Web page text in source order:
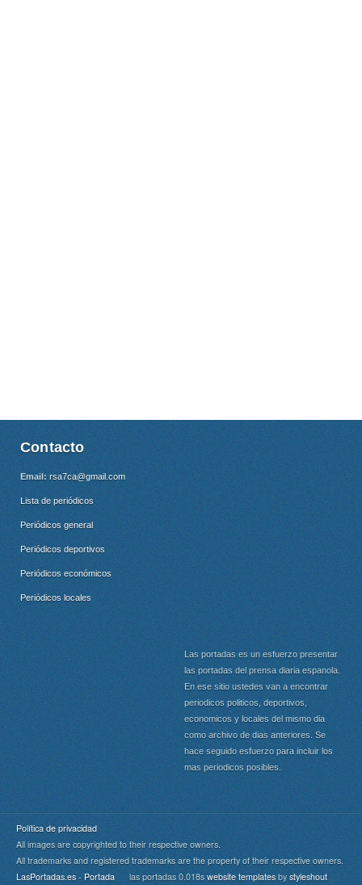
Contacto
Email: rsa7ca@gmail.com
Lista de periódicos
Periódicos general
Periódicos deportivos
Periódicos económicos
Periódicos locales
Las portadas es un esfuerzo presentar
las portadas del prensa diaria espanola.
En ese sitio ustedes van a encontrar
periodicos politicos, deportivos,
economicos y locales del mismo dia
como archivo de dias anteriores. Se
hace seguido esfuerzo para incluir los
mas periodicos posibles.
Política de privacidad
All images are copyrighted to their respective owners.
All trademarks and registered trademarks are the property of their respective owners.
LasPortadas.es - Portada las portadas 0.018s website templates by styleshout